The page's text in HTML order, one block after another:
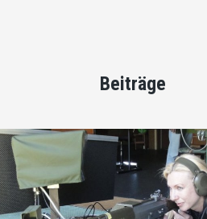
Beiträge